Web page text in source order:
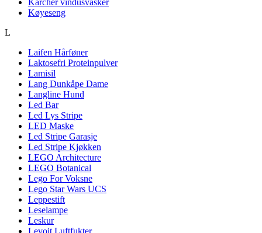
Kärcher vindusvasker
Køyeseng
L
Laifen Hårføner
Laktosefri Proteinpulver
Lamisil
Lang Dunkåpe Dame
Langline Hund
Led Bar
Led Lys Stripe
LED Maske
Led Stripe Garasje
Led Stripe Kjøkken
LEGO Architecture
LEGO Botanical
Lego For Voksne
Lego Star Wars UCS
Leppestift
Leselampe
Leskur
Levoit Luftfukter